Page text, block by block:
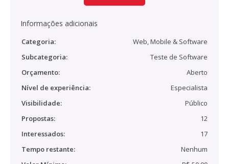
Informações adicionais
Categoria:
Web, Mobile & Software
Subcategoria:
Teste de Software
Orçamento:
Aberto
Nível de experiência:
Especialista
Visibilidade:
Público
Propostas:
12
Interessados:
17
Tempo restante:
Nenhum